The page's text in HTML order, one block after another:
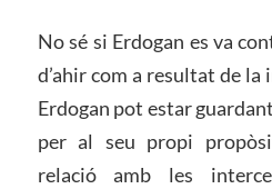
No sé si Erdogan es va
d’ahir com a resultat de
Erdogan pot estar
per al seu propi
relació amb les